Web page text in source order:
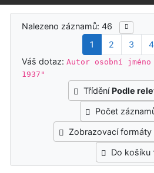
Výsledky
Nalezeno záznamů: 46
1
2 3 4
Váš dotaz:Autor osobní
1937"
Třídění Podle
Počet
Zobrazovací formáty
Do košíku